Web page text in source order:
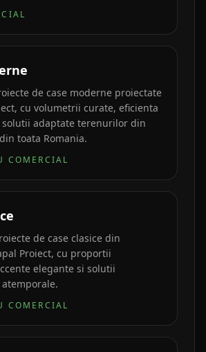
de case moderne proiectate
cu volumetrii curate, eficienta
adaptate terenurilor din
toata Romania.
COMERCIAL
de case clasice din
Proiect, cu proportii
elegante si solutii
COMERCIAL